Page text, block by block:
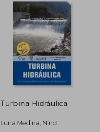
Turbina Hidráulica
Luna Medina, Ninct